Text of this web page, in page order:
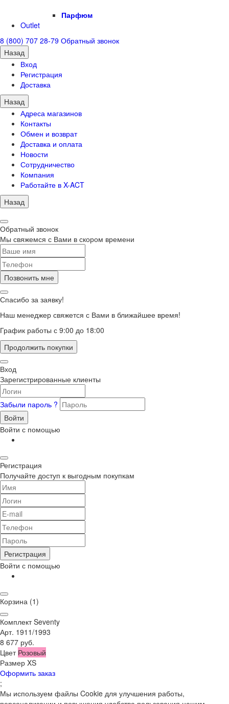
Парфюм
Outlet
8 (800) 707 28-79 Обратный звонок
Назад
Вход
Регистрация
Доставка
Назад
Адреса магазинов
Контакты
Обмен и возврат
Доставка и оплата
Новости
Сотрудничество
Компания
Работайте в X-ACT
Назад
Обратный звонок
Мы свяжемся с Вами в скором времени
Позвонить мне
Спасибо за заявку!
Наш менеджер свяжется с Вами в ближайшее время!
График работы с 9:00 до 18:00
Продолжить покупки
Вход
Зарегистрированные клиенты
Забыли пароль ?
Войти
Войти с помощью
Регистрация
Получайте доступ к выгодным покупкам
Регистрация
Войти с помощью
Корзина (1)
Комплект Seventy
Арт. 1911/1993
8 677 руб.
Цвет Розовый
Размер XS
Оформить заказ
;
Мы используем файлы Cookie для улучшения работы,